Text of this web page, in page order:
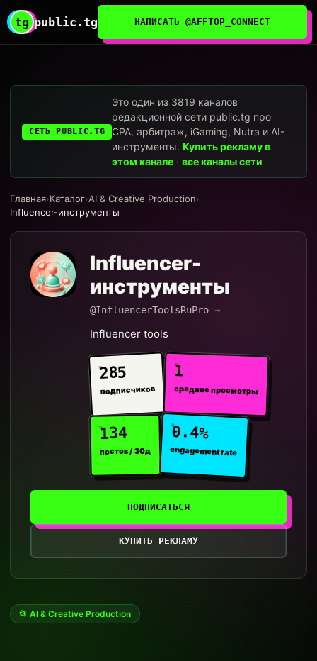
tg public.tg НАПИСАТЬ @AFFTOP_CONNECT
СЕТЬ PUBLIC.TG
Это один из 3819 каналов
редакционной сети public.tg про
CPA, арбитраж, iGaming, Nutra и AI-
инструменты.Купить рекламу в
этом канале ·все каналы сети
Главная›Каталог›AI & Creative Production›
Influencer-инструменты
Influencer-
инструменты
@InfluencerToolsRuPro →
Influencer tools
285
подписчиков
1
средние просмотры
134
постов / 30д
0.4%
engagement rate
ПОДПИСАТЬСЯ
КУПИТЬ РЕКЛАМУ
📂 AI & Creative Production